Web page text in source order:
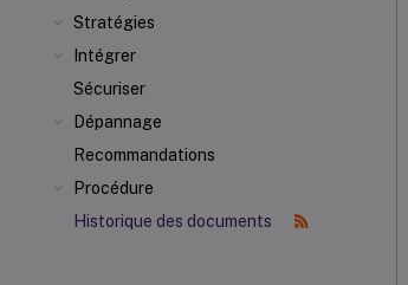
Stratégies
Intégrer
Sécuriser
Dépannage
Recommandations
Procédure
Historique des documents